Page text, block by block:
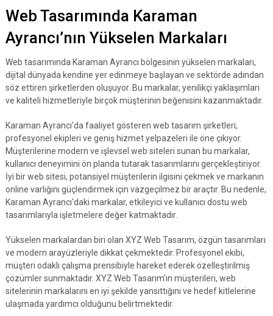
Web Tasarımında Karaman
Ayrancı’nın Yükselen Markaları
Web tasarımında Karaman Ayrancı bölgesinin yükselen markaları,
dijital dünyada kendine yer edinmeye başlayan ve sektörde adından
söz ettiren şirketlerden oluşuyor. Bu markalar, yenilikçi yaklaşımları
ve kaliteli hizmetleriyle birçok müşterinin beğenisini kazanmaktadır.
Karaman Ayrancı'da faaliyet gösteren web tasarım şirketleri,
profesyonel ekipleri ve geniş hizmet yelpazeleri ile öne çıkıyor.
Müşterilerine modern ve işlevsel web siteleri sunan bu markalar,
kullanıcı deneyimini ön planda tutarak tasarımlarını gerçekleştiriyor.
İyi bir web sitesi, potansiyel müşterilerin ilgisini çekmek ve markanın
online varlığını güçlendirmek için vazgeçilmez bir araçtır. Bu nedenle,
Karaman Ayrancı'daki markalar, etkileyici ve kullanıcı dostu web
tasarımlarıyla işletmelere değer katmaktadır.
Yükselen markalardan biri olan XYZ Web Tasarım, özgün tasarımları
ve modern arayüzleriyle dikkat çekmektedir. Profesyonel ekibi,
müşteri odaklı çalışma prensibiyle hareket ederek özelleştirilmiş
çözümler sunmaktadır. XYZ Web Tasarım'ın müşterileri, web
sitelerinin markalarını en iyi şekilde yansıttığını ve hedef kitlelerine
ulaşmada yardımcı olduğunu belirtmektedir.